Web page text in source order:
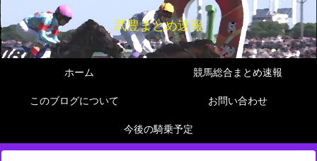
武豊まとめ速報
ホーム 競馬総合まとめ速報
このブログについて お問い合わせ
今後の騎乗予定